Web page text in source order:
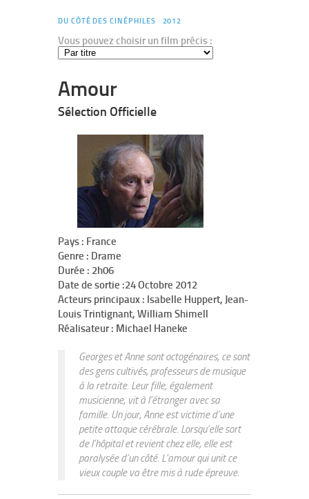
DU CÔTÉ DES CINÉPHILES 2012
Vous pouvez choisir un film précis :
Amour
Sélection Officielle
Pays : France
Genre : Drame
Durée : 2h06
Date de sortie :24 Octobre 2012
Acteurs principaux : Isabelle Huppert, Jean-
Louis Trintignant, William Shimell
Réalisateur : Michael Haneke
Georges et Anne sont octogénaires, ce sont
des gens cultivés, professeurs de musique
à la retraite. Leur fille, également
musicienne, vit à l’étranger avec sa
famille. Un jour, Anne est victime d’une
petite attaque cérébrale. Lorsqu’elle sort
de l’hôpital et revient chez elle, elle est
paralysée d’un côté. L’amour qui unit ce
vieux couple va être mis à rude épreuve.